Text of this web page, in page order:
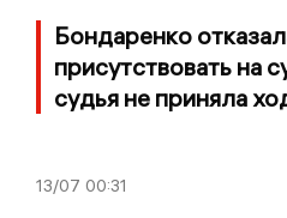
Бондаренко
присутствовать на
судья не приняла
13/07 00:31